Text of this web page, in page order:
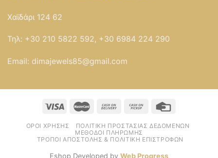
Χαϊδάρι 124 62
Τηλ: +30 210 5822 592, +30 6984 224 290
Email: dimajewels85@gmail.com
ΌΡΟΙ ΧΡΉΣΗΣ
ΠΟΛΙΤΙΚΉ ΠΡΟΣΤΑΣΊΑΣ ΔΕΔΟΜΈΝΩΝ
ΜΈΘΟΔΟΙ ΠΛΗΡΩΜΉΣ
ΤΡΌΠΟΙ ΑΠΟΣΤΟΛΉΣ & ΠΟΛΙΤΙΚΉ ΕΠΙΣΤΡΟΦΏΝ
Eshop Developed by Web Progress